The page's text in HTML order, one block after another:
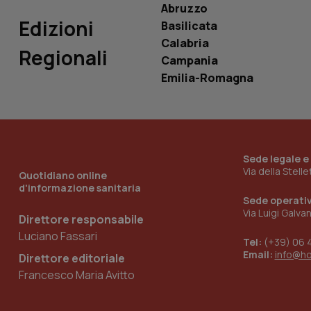
Edizioni
Regionali
Abruzzo
Basilicata
Calabria
Campania
Emilia-Romagna
Quotidiano online
d'informazione sanitaria
Direttore responsabile
Luciano Fassari
Direttore editoriale
Francesco Maria Avitto
Sede legale
Via della
Sede
Via Luigi
Tel: (+39) 06
Email:
ROLLOUT_TOKEN
named-enable